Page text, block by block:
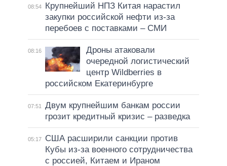
08:54
Крупнейший НПЗ Китая нарастил
закупки российской нефти из-за
перебоев с поставками – СМИ
08:16
Дроны атаковали
очередной логистический
центр Wildberries в
российском Екатеринбурге
07:51
Двум крупнейшим банкам россии
грозит кредитный кризис – разведка
05:17
США расширили санкции против
Кубы из-за военного сотрудничества
с россией, Китаем и Ираном